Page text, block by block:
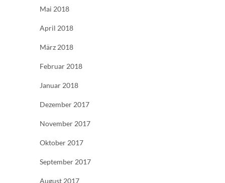
Mai 2018
April 2018
März 2018
Februar 2018
Januar 2018
Dezember 2017
November 2017
Oktober 2017
September 2017
August 2017